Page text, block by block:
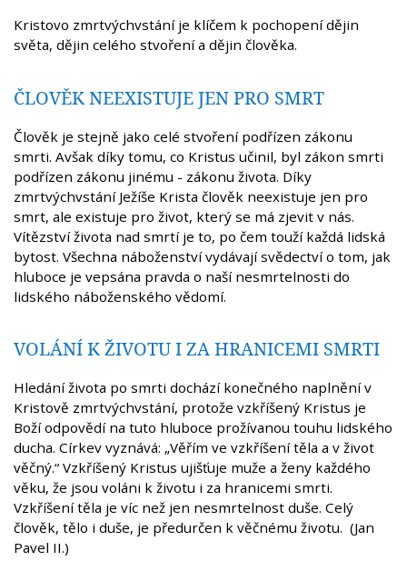
Kristovo zmrtvýchvstání je klíčem k pochopení dějin
světa, dějin celého stvoření a dějin člověka.
ČLOVĚK NEEXISTUJE JEN PRO SMRT
Člověk je stejně jako celé stvoření podřízen zákonu
smrti. Avšak díky tomu, co Kristus učinil, byl zákon smrti
podřízen zákonu jinému - zákonu života. Díky
zmrtvýchvstání Ježíše Krista člověk neexistuje jen pro
smrt, ale existuje pro život, který se má zjevit v nás.
Vítězství života nad smrtí je to, po čem touží každá lidská
bytost. Všechna náboženství vydávají svědectví o tom, jak
hluboce je vepsána pravda o naší nesmrtelnosti do
lidského náboženského vědomí.
VOLÁNÍ K ŽIVOTU I ZA HRANICEMI SMRTI
Hledání života po smrti dochází konečného naplnění v
Kristově zmrtvýchvstání, protože vzkříšený Kristus je
Boží odpovědí na tuto hluboce prožívanou touhu lidského
ducha. Církev vyznává: „Věřím ve vzkříšení těla a v život
věčný.“ Vzkříšený Kristus ujišťuje muže a ženy každého
věku, že jsou voláni k životu i za hranicemi smrti.
Vzkříšení těla je víc než jen nesmrtelnost duše. Celý
člověk, tělo i duše, je předurčen k věčnému životu. (Jan
Pavel II.)